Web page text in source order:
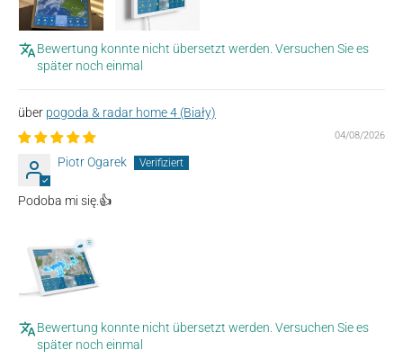
Bewertung konnte nicht übersetzt werden. Versuchen Sie es
später noch einmal
pogoda & radar home 4 (Biały)
04/08/2026
Piotr Ogarek
Podoba mi się.👍
Bewertung konnte nicht übersetzt werden. Versuchen Sie es
später noch einmal